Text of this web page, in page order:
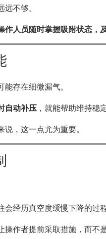
不够。
人员随时掌握吸附状态，
存在细微漏气。
自动补压 ，就能帮助维持稳
，这一点尤为重要。
经历真空度缓慢下降的过程
作者提前采取措施，而不